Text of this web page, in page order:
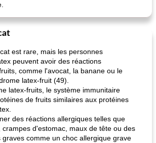
est rare, mais les personnes
peuvent avoir des réactions
comme l'avocat, la banane ou le
latex-fruit (49).
latex-fruits, le système immunitaire
de fruits similaires aux protéines
des réactions allergiques telles que
crampes d'estomac, maux de tête ou des
graves comme un choc allergique grave